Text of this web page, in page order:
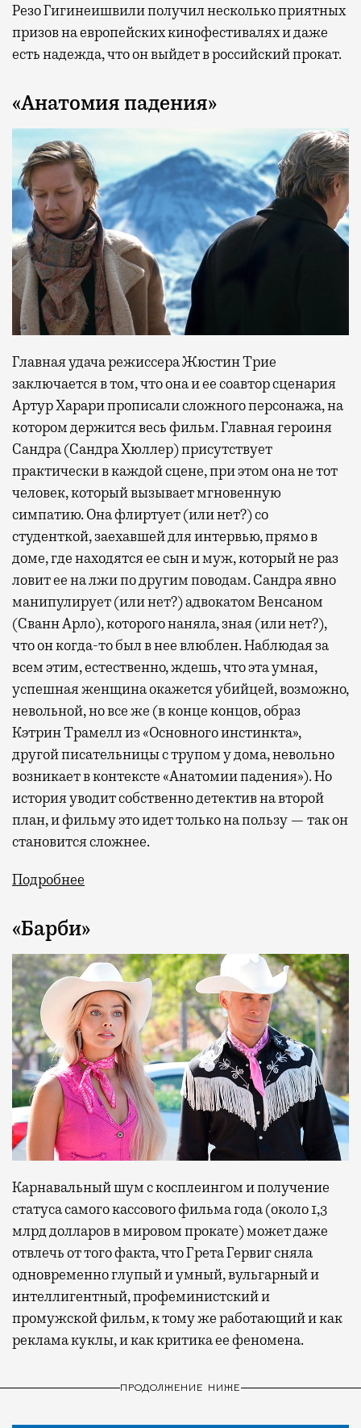
Резо Гигинеишвили получил несколько приятных
призов на европейских кинофестивалях и даже
есть надежда, что он выйдет в российский прокат.
«Анатомия падения»
Главная удача режиссера Жюстин Трие
заключается в том, что она и ее соавтор сценария
Артур Харари прописали сложного персонажа, на
котором держится весь фильм. Главная героиня
Сандра (Сандра Хюллер) присутствует
практически в каждой сцене, при этом она не тот
человек, который вызывает мгновенную
симпатию. Она флиртует (или нет?) со
студенткой, заехавшей для интервью, прямо в
доме, где находятся ее сын и муж, который не раз
ловит ее на лжи по другим поводам. Cандра явно
манипулирует (или нет?) адвокатом Венсаном
(Сванн Арло), которого наняла, зная (или нет?),
что он когда-то был в нее влюблен. Наблюдая за
всем этим, естественно, ждешь, что эта умная,
успешная женщина окажется убийцей, возможно,
невольной, но все же (в конце концов, образ
Кэтрин Трамелл из «Основного инстинкта»,
другой писательницы с трупом у дома, невольно
возникает в контексте «Анатомии падения»). Но
история уводит собственно детектив на второй
план, и фильму это идет только на пользу — так он
становится сложнее.
Подробнее
«Барби»
Карнавальный шум с косплеингом и получение
статуса самого кассового фильма года (около 1,3
млрд долларов в мировом прокате) может даже
отвлечь от того факта, что Грета Гервиг сняла
одновременно глупый и умный, вульгарный и
интеллигентный, профеминистский и
промужской фильм, к тому же работающий и как
реклама куклы, и как критика ее феномена.
ПРОДОЛЖЕНИЕ НИЖЕ